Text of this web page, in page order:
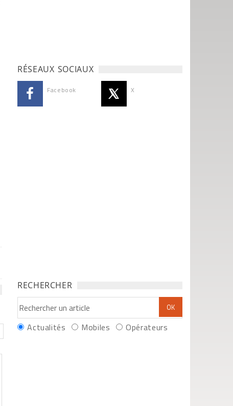
RÉSEAUX SOCIAUX
Facebook X
RECHERCHER
Actualités Mobiles Opérateurs